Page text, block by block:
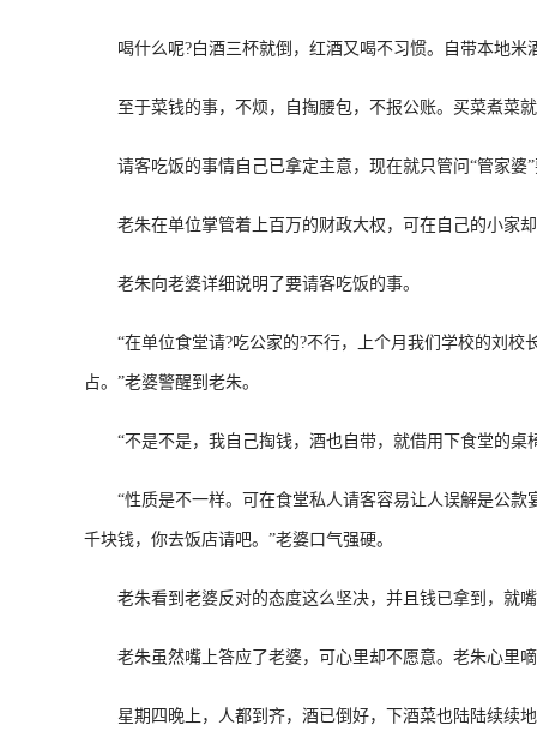
喝什么呢?白酒三杯就倒，红酒又喝不习惯。自带本地米
至于菜钱的事，不烦，自掏腰包，不报公账。买菜煮菜就
请客吃饭的事情自己已拿定主意，现在就只管问“管家婆”
老朱在单位掌管着上百万的财政大权，可在自己的小家却
老朱向老婆详细说明了要请客吃饭的事。
“在单位食堂请?吃公家的?不行，上个月我们学校的刘校
占。”老婆警醒到老朱。
“不是不是，我自己掏钱，酒也自带，就借用下食堂的桌
“性质是不一样。可在食堂私人请客容易让人误解是公款
千块钱，你去饭店请吧。”老婆口气强硬。
老朱看到老婆反对的态度这么坚决，并且钱已拿到，就
老朱虽然嘴上答应了老婆，可心里却不愿意。老朱心里嘀
星期四晚上，人都到齐，酒已倒好，下酒菜也陆陆续续